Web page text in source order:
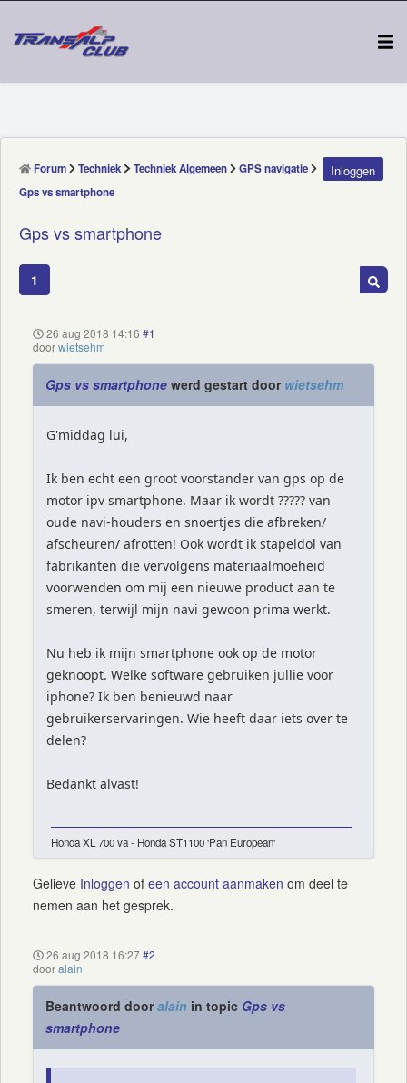
Inloggen
Forum Techniek Techniek Algemeen
GPS navigatie
Gps vs smartphone
Gps vs smartphone
1
26 aug 2018 14:16 #1
doorwietsehm
Gps vs smartphone werd gestart door wietsehm
G'middag lui,
Ik ben echt een groot voorstander van gps op de
motor ipv smartphone. Maar ik wordt ????? van
oude navi-houders en snoertjes die afbreken/
afscheuren/ afrotten! Ook wordt ik stapeldol van
fabrikanten die vervolgens materiaalmoeheid
voorwenden om mij een nieuwe product aan te
smeren, terwijl mijn navi gewoon prima werkt.
Nu heb ik mijn smartphone ook op de motor
geknoopt. Welke software gebruiken jullie voor
iphone? Ik ben benieuwd naar
gebruikerservaringen. Wie heeft daar iets over te
delen?
Bedankt alvast!
Honda XL 700 va - Honda ST1100 'Pan European'
Gelieve Inloggen of een account aanmaken om deel te
nemen aan het gesprek.
26 aug 2018 16:27 #2
dooralain
Beantwoord dooralain in topic Gps vs
smartphone